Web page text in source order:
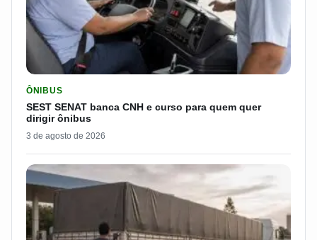
ÔNIBUS
SEST SENAT banca CNH e curso para quem quer
dirigir ônibus
3 de agosto de 2026